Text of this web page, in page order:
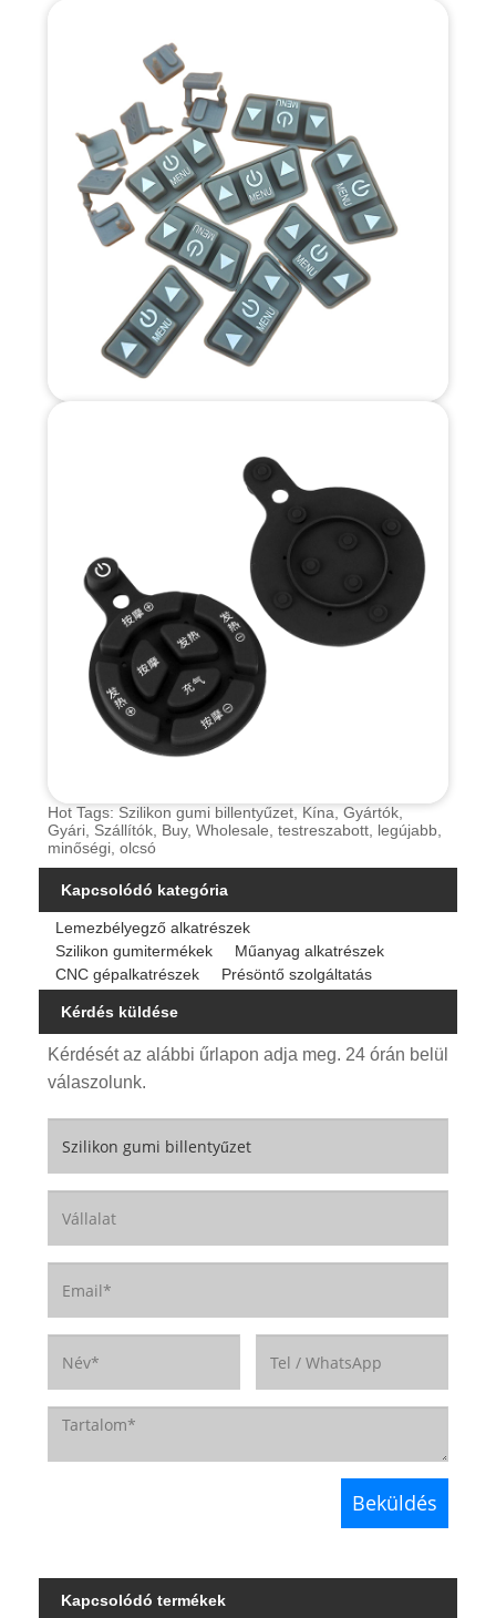
Hot Tags: Szilikon gumi billentyűzet, Kína, Gyártók,
Gyári, Szállítók, Buy, Wholesale, testreszabott, legújabb,
minőségi, olcsó
Kapcsolódó kategória
Lemezbélyegző alkatrészek
Szilikon gumitermékek
Műanyag alkatrészek
CNC gépalkatrészek
Présöntő szolgáltatás
Kérdés küldése
Kérdését az alábbi űrlapon adja meg. 24 órán belül
válaszolunk.
Kapcsolódó termékek